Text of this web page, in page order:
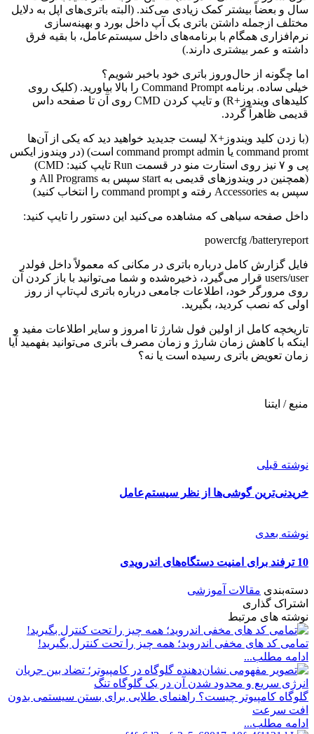
سال و بعضاً بیشتر کمک زیادی می‌کند. (البته باتری‌های اپل به دلایل
مختلف ازجمله داشتن باتری بک آپ داخل بورد و بهینه‌سازی
نرم‌افزاری همگام با برنامه‌های داخل سیستم‌عامل، با بقیه فرق
داشته و عمر بیشتری دارند.)
اما چگونه از حال‌وروز باتری خود باخبر شویم؟
خیلی ساده. برنامه Command Prompt را بالا بیاورید. (کلیک روی
کلیدهای ویندوز+R) و تایپ کردن CMD روی آن تا صفحه داس
قدیمی ظاهراً گردد.
(با زدن کلید ویندوز+X لیست جدیدید خواهید دید که یکی از آن‌ها
command promt یا command prompt admin است) (در ویندوز ایکس
پی و ۷ نیز روی استارت منو در قسمت Run تایپ کنید: CMD)
(همچنین در ویندوزهای قدیمی به start سپس به All Programs و
سپس به Accessories رفته و command prompt را انتخاب کنید)
داخل صفحه سیاهی که مشاهده می‌کنید این دستور را تایپ کنید:
powercfg /batteryreport
فایل گزارش کامل درباره باتری در مکانی که معمولاً داخل فولدر
users/user قرار می‌گیرد، ذخیره‌شده و شما می‌توانید با باز کردن آن
روی مرورگر خود، اطلاعات جامعی درباره باتری لپ‌تاپ از روز
اولی که نصب کردید، بگیرید.
تاریخچه کامل از اولین فول شارژ تا امروز و سایر اطلاعات مفید و
اینکه با کاهش زمان شارژ و زمان مصرف باتری می‌توانید بفهمید آیا
زمان تعویض باتری رسیده است یا نه؟
منبع / ایتنا
نوشته قبلی
خریدنی‌ترین گوشی‌ها از نظر سیستم‌عامل
نوشته بعدی
10 ترفند برای امنیت دستگاه‌های اندرویدی
دسته‌بندی مقالات آموزشی
اشتراک گذاری
نوشته های مرتبط
تمامی کد های مخفی اندروید؛ همه چیز را تحت کنترل بگیرید!
ادامه مطلب...
گلوگاه کامپیوتر چیست؟ راهنمای طلایی برای بستن سیستمی بدون
افت سرعت
ادامه مطلب...